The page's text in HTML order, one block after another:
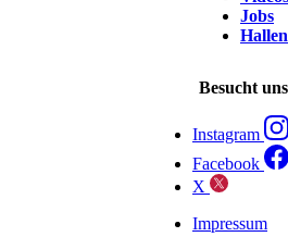
Jobs
Hallen
Besucht uns
Instagram
Facebook
X
Impressum